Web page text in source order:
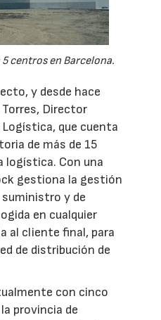
centros en Barcelona.
y desde hace
Director
que cuenta
de más de 15
logística. Con una
gestiona la gestión
suministro y de
en cualquier
al cliente final, para
de distribución de
con cinco
provincia de